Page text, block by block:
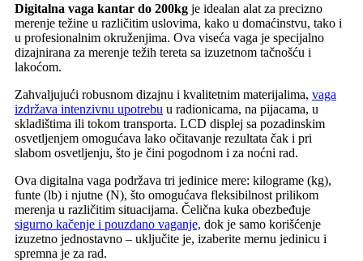
Digitalna vaga kantar do 200kg je idealan alat za precizno
merenje težine u različitim uslovima, kako u domaćinstvu, tako i
u profesionalnim okruženjima. Ova viseća vaga je specijalno
dizajnirana za merenje težih tereta sa izuzetnom tačnošću i
lakoćom.
Zahvaljujući robusnom dizajnu i kvalitetnim materijalima, vaga
izdržava intenzivnu upotrebu u radionicama, na pijacama, u
skladištima ili tokom transporta. LCD displej sa pozadinskim
osvetljenjem omogućava lako očitavanje rezultata čak i pri
slabom osvetljenju, što je čini pogodnom i za noćni rad.
Ova digitalna vaga podržava tri jedinice mere: kilograme (kg),
funte (lb) i njutne (N), što omogućava fleksibilnost prilikom
merenja u različitim situacijama. Čelična kuka obezbeđuje
sigurno kačenje i pouzdano vaganje, dok je samo korišćenje
izuzetno jednostavno – uključite je, izaberite mernu jedinicu i
spremna je za rad.